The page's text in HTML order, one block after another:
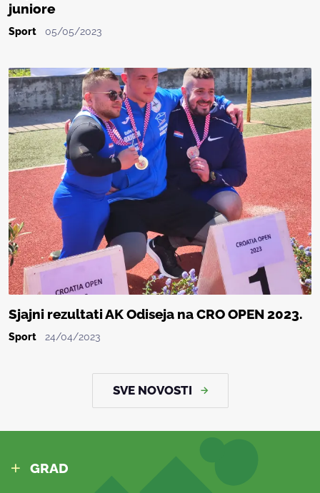
juniore
Sport 05/05/2023
Sjajni rezultati AK Odiseja na CRO OPEN 2023.
Sport 24/04/2023
SVE NOVOSTI
GRAD